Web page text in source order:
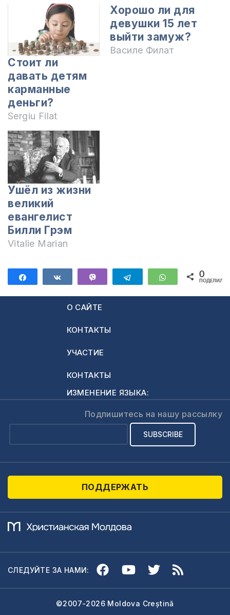
Стоит ли
давать детям
карманные
деньги?
Sergiu Filat
Хорошо ли для
девушки 15 лет
выйти замуж?
Василе Филат
Ушёл из жизни
великий
евангелист
Билли Грэм
Vitalie Marian
ПоделитьсяПоделиться Telegram WhatsApp
0
О САЙТЕ
КОНТАКТЫ
УЧАСТИЕ
КОНТАКТЫ
ИЗМЕНЕНИЕ ЯЗЫКА:
Подпишитесь на нашу рассылку
ПОДДЕРЖАТЬ
СЛЕДУЙТЕ ЗА НАМИ:
©2007-2026 Moldova Creștină